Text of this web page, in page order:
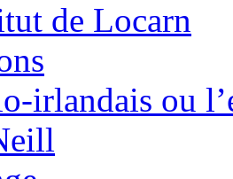
de Locarn
irlandais ou